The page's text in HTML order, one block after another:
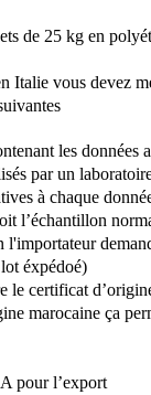
de 25 kg en
Italie vous devez
les données
par un
à chaque
l’échantillon
éxpédoé)
le certificat
marocaine ça
pour l’export